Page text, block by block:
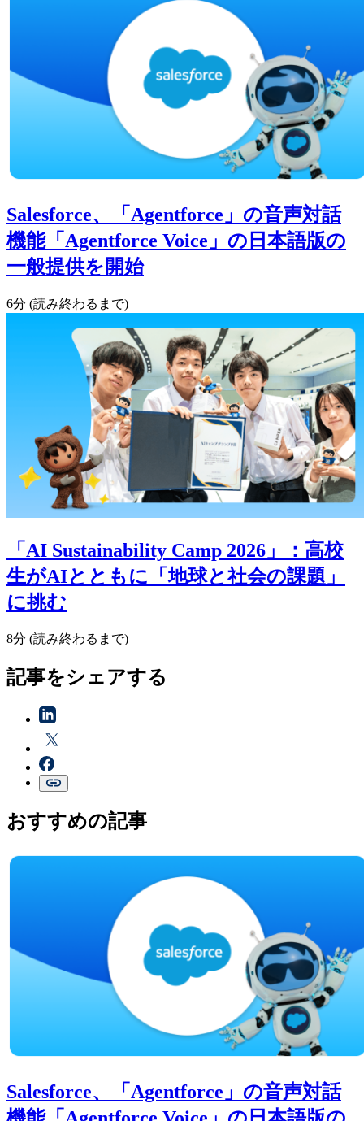
Salesforce、「Agentforce」の音声対話
機能「Agentforce Voice」の日本語版の
一般提供を開始
6分 (読み終わるまで)
「AI Sustainability Camp 2026」：高校
生がAIとともに「地球と社会の課題」
に挑む
8分 (読み終わるまで)
記事をシェアする
おすすめの記事
Salesforce、「Agentforce」の音声対話